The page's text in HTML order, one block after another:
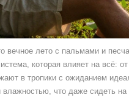
вечное лето с пальмами и
которая влияет на всё:
в тропики с ожиданием
что даже сидеть